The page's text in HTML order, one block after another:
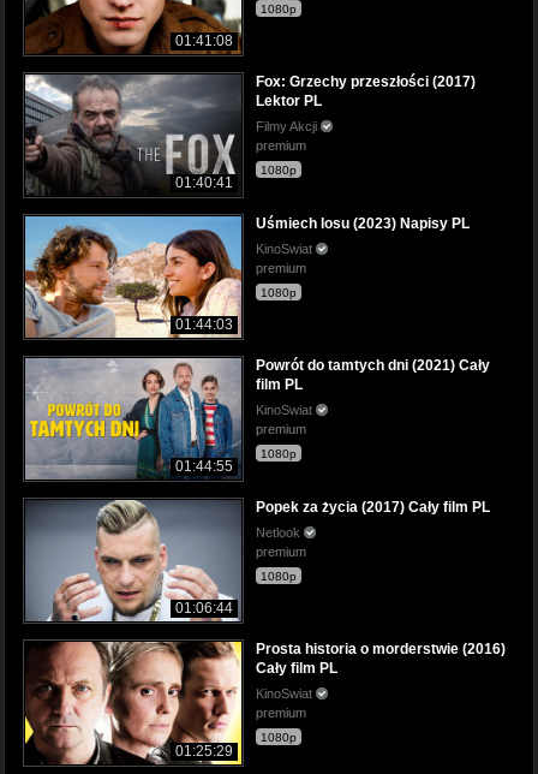
01:41:08
1080p
01:40:41
Fox: Grzechy przeszłości (2017)
Lektor PL
Filmy Akcji
premium
1080p
01:44:03
Uśmiech losu (2023) Napisy PL
KinoSwiat
premium
1080p
01:44:55
Powrót do tamtych dni (2021) Cały
film PL
KinoSwiat
premium
1080p
01:06:44
Popek za życia (2017) Cały film PL
Netlook
premium
1080p
01:25:29
Prosta historia o morderstwie (2016)
Cały film PL
KinoSwiat
premium
1080p